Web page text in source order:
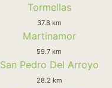
Tormellas
37.8 km
Martinamor
59.7 km
San Pedro Del Arroyo
28.2 km